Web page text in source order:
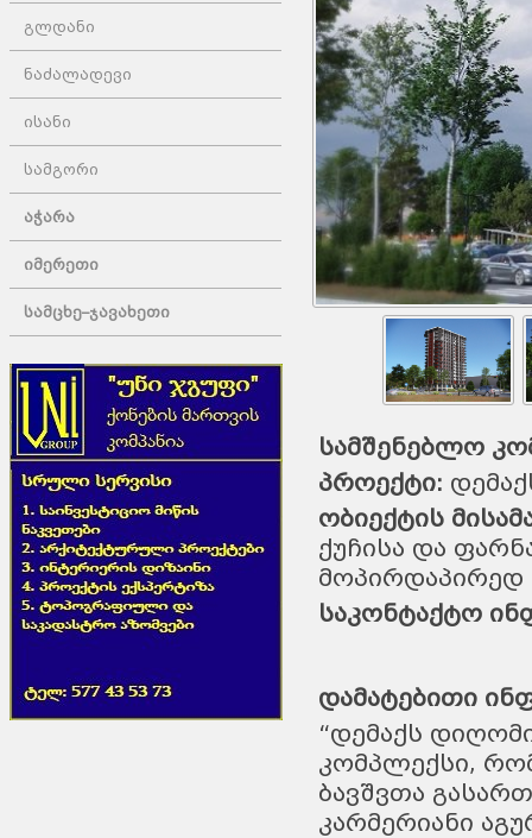
გლდანი
ნაძალადევი
ისანი
სამგორი
აჭარა
იმერეთი
სამცხე–ჯავახეთი
სამშენებლო
პროექტი:
ობიექტის
ქუჩისა და
მოპირდაპირედ
საკონტაქტო
დამატებითი
“დემაქს
კომპლექსი,
ბავშვთა
კარმერიანი